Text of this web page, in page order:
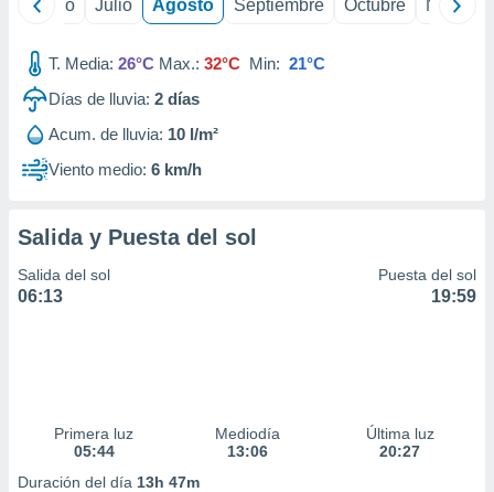
Junio Julio Agosto Septiembre Octubre
T. Media: 26°C Max.: 32°C Min: 21°C
Días de lluvia: 2 días
Acum. de lluvia: 10 l/m²
Viento medio: 6 km/h
Salida y Puesta del sol
Salida del sol
06:13
Puesta del sol
19:59
Primera luz
05:44
Mediodía
13:06
Última luz
20:27
Duración del día 13h 47m